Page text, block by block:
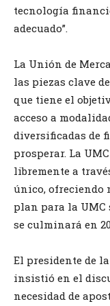
tecnología
adecuado”.
La Unión de
las piezas clave
que tiene el
acceso a
diversificadas de
prosperar. La
libremente a
único, ofreciendo
plan para la UMC
se culminará en
El presidente de
insistió en el
necesidad de